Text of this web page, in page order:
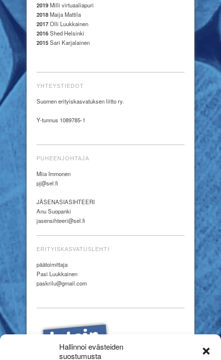
Hallinnoi evästeiden
suostumusta
2019Milli virtuaaliapuri
2018Maija Mattila
2017Olli Luukkainen
2016Shed Helsinki
2015Sari Karjalainen
YHTEYSTIEDOT
Suomen erityiskasvatuksen liitto ry.
Y-tunnus 1089785-1
PUHEENJOHTAJA
Miia Immonen
pj@sel.fi
JÄSENASIASIHTEERI
Anu Suopanki
jasensihteeri@sel.fi
ERITYISKASVATUSLEHTI
päätoimittaja
Pasi Luukkainen
paskrilu@gmail.com